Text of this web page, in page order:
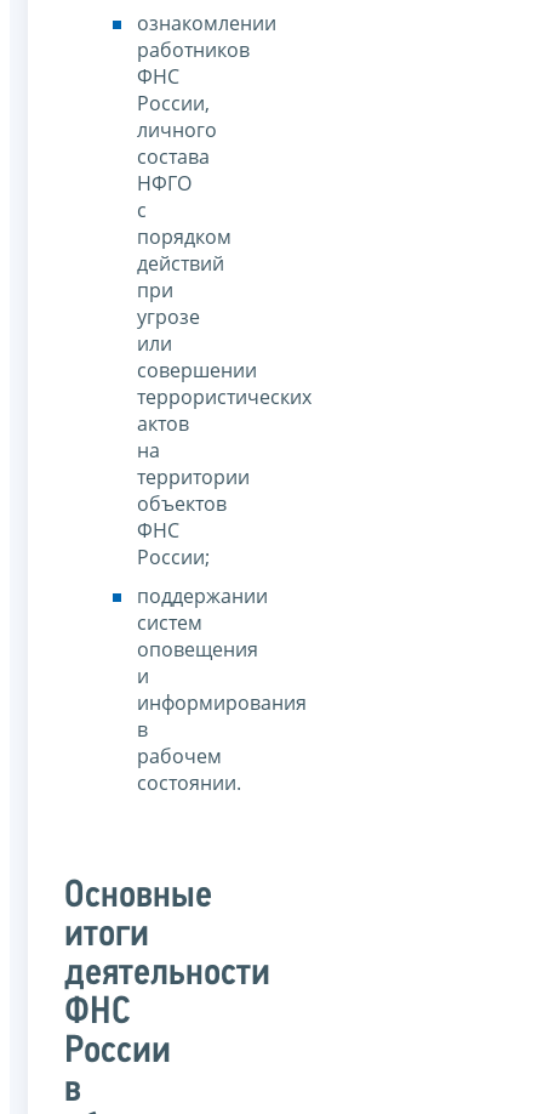
ознакомлении
работников
ФНС
России,
личного
состава
НФГО
с
порядком
действий
при
угрозе
или
совершении
террористических
актов
на
территории
объектов
ФНС
России;
поддержании
систем
оповещения
и
информирования
в
рабочем
состоянии.
Основные
итоги
деятельности
ФНС
России
в